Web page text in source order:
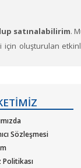
satınalabilirim.
oluşturulan
Sözleşmesi
Politikası